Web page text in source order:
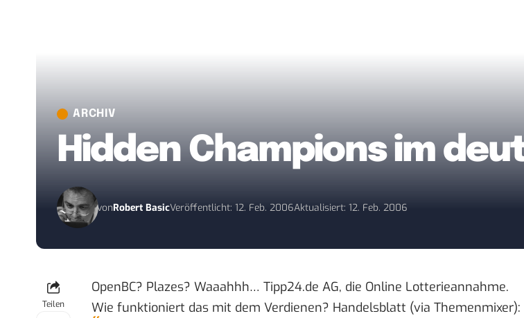
ARCHIV
Hidden Champions im
vonRobert BasicVeröffentlicht: 12. Feb. 2006Aktualisiert: 12. Feb. 2006
Teilen
OpenBC? Plazes? Waaahhh… Tipp24.de AG, die Online Lotterieannahme.
Wie funktioniert das mit dem Verdienen? Handelsblatt (via Themenmixer):